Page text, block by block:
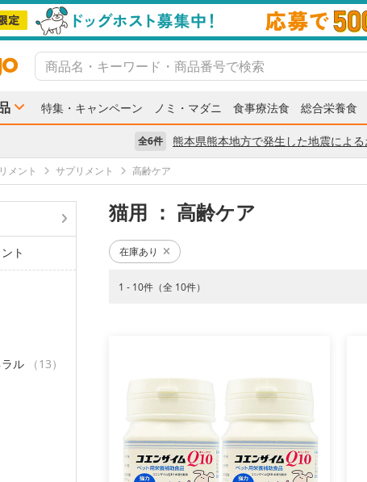
特集・キャンペーン ノミ・マダニ 食事療法食 総合栄養食
全6件 熊本県熊本地方で発生した地震によ
メント サプリメント 高齢ケア
ト
ル
（13）
猫用 ： 高齢ケア
在庫あり
1 - 10件（全 10件）